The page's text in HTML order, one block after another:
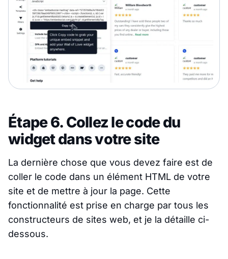
Étape 6. Collez le code du
widget dans votre site
La dernière chose que vous devez faire est de
coller le code dans un élément HTML de votre
site et de mettre à jour la page. Cette
fonctionnalité est prise en charge par tous les
constructeurs de sites web, et je la détaille ci-
dessous.